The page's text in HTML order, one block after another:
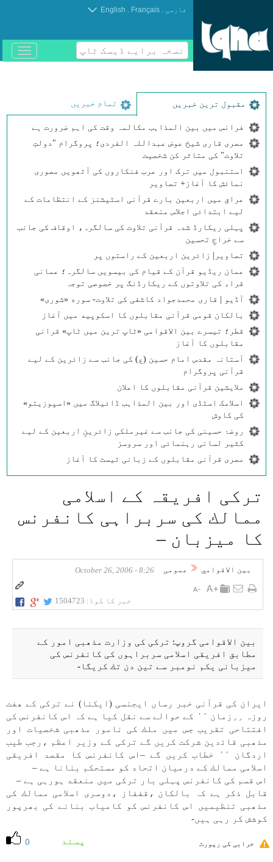
فارسی .
Français
.
English
نسخہ برایے ڈیسک ٹاپ
باز
و
مقبول ترین خبریں تمام خبریں
فرانس میں بین المذاہب مکالمہ وقت کی اہم ضرورت ہے
مصری قاری شیخ عوض عبداللہ الفردی؛ پروگرام "دولتِ
تلاوت" کی متاثر کن شخصیت
استنبول میں ترک اور عرب فنکاروں کی آٹھویں مصوری
نمائش کا آغاز+ تصاویر
عراق میں اربعین بارے قرآنی اسٹیشنز کے انتظامات کے
لیے ابتدائی اجلاس منعقد
پہلی ریکارڈ شدہ قرآنی تلاوت کی سالگرہ، اوقاف کی جانب
سے خراجِ تحسین
تصاویر| زائرین اربعین کے راستوں پر
عمان ریڈیو قرآن کے قیام کی بیسویں سالگرہ؛ عمانی
قراء کی تلاوتوں کے ریکارڈنگ پر خصوصی توجہ
آڈیو | قاری محمدجواد کاشفی کی تلاوت- سوره‌‌ «شوری»
بالکان قومی قرآنی مقابلوں کا اسکوپیه میں آغاز
قطر؛ تیسرے بین الاقوامی «ٹاپ ترین میں ٹاپ» قرانی
مقابلوں کا آغاز
آستانہ مقدس امام حسین (ع) کی جانب سے زائرین کے لیے
قرآنی پروگرام
ملایشین قرآنی مقابلوں کا اعلان
اسلامک اسٹڈی اور بین المذاہب ڈائیلاگ میں «اسپوزیتو»
کی کاوش
روضۂ حسینی کی جانب سے غیرملکی زائرینِ اربعین کے لیے
کثیر لسانی رہنمائی اور سروسز
مصری قرآنی مقابلوں کے زبانی ٹیسٹ کا آغاز
تركی افريقہ كے اسلامی
ممالك كی سربراہی كانفرنس
كا ميزبان –
بين الاقوامي عمومی 8:26 - October 26, 2006
خبر کا کوڈ: 1504723
بين الاقوامی گروپ: تركی كی وزارت مذھبی امور كے
مطابق افريقی اسلامی سربراہوں كی كانفرنس كی
ميزبانی يكم نومبر سے تين دن تك كريگا-
ايران كی قرآنی خبر رساں ايجنسی (ايكنا) نے تركی كے ھفت
روزہ ٫٫زمان ٬٬ كے حوالے سے نقل كيا ہے كہ اس كانفرنس كی
افتتاحی تقريب جس میں ملك كی نامور مذھبی شخصيات اور
مذھبی قاﺋدين شركت كریں گے تركی كے وزير اعظم ،رجب طيب
اردگان ٬٬ خطاب كریں گے –اس كانفرنس كا مقصد افريقی
اسلامی ممالك كے درميان اتحاد كو مستحكم بنانا ہے –
اس قسم كی كانفرنس پہلی بار تركی میں منعقد ہورہی ہے –
قابل ذكر ہے كہ بالكان ،قففاز ،دوسری اسلامی ممالك كی
مذھبی تنظيمیں اس كانفرنس كو كامياب بنانے كی بھرپور
كوشش كر رہی ہیں-
0 پسند خرابی کی رپورٹ